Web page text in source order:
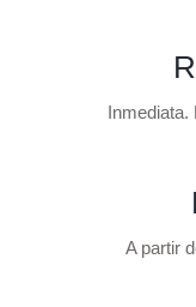
Inmediata.
A partir